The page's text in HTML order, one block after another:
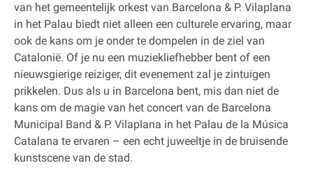
van het gemeentelijk orkest van Barcelona & P. Vilaplana
in het Palau biedt niet alleen een culturele ervaring, maar
ook de kans om je onder te dompelen in de ziel van
Catalonië. Of je nu een muziekliefhebber bent of een
nieuwsgierige reiziger, dit evenement zal je zintuigen
prikkelen. Dus als u in Barcelona bent, mis dan niet de
kans om de magie van het concert van de Barcelona
Municipal Band & P. Vilaplana in het Palau de la Música
Catalana te ervaren – een echt juweeltje in de bruisende
kunstscene van de stad.